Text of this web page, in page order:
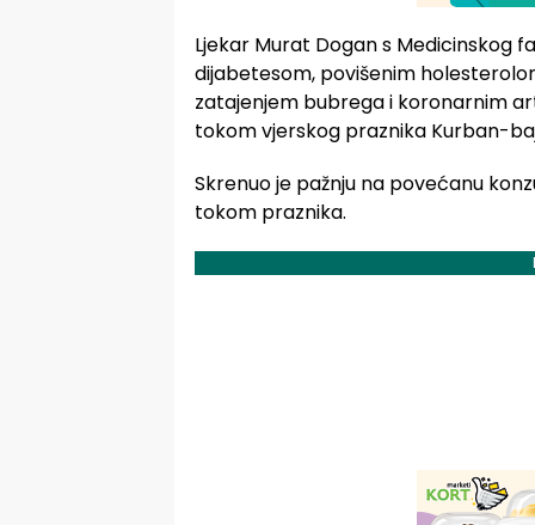
Ljekar Murat Dogan s Medicinskog
dijabetesom, povišenim
zatajenjem bubrega i koronarnim
tokom vjerskog praznika Kurban-
Skrenuo je pažnju na povećanu
tokom praznika.